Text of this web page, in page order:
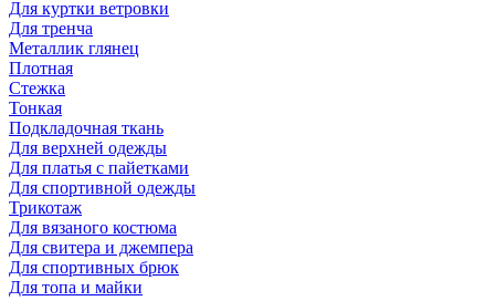
Для куртки ветровки
Для тренча
Металлик глянец
Плотная
Стежка
Тонкая
Подкладочная ткань
Для верхней одежды
Для платья с пайетками
Для спортивной одежды
Трикотаж
Для вязаного костюма
Для свитера и джемпера
Для спортивных брюк
Для топа и майки